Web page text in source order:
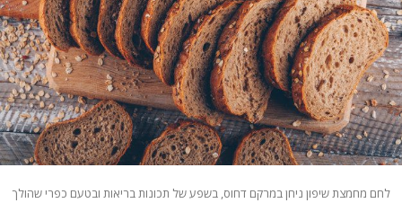
לחם מחמצת שיפון ניחן במרקם דחוס, בשפע של תכונות בריאות ובטעם כפרי שהולך